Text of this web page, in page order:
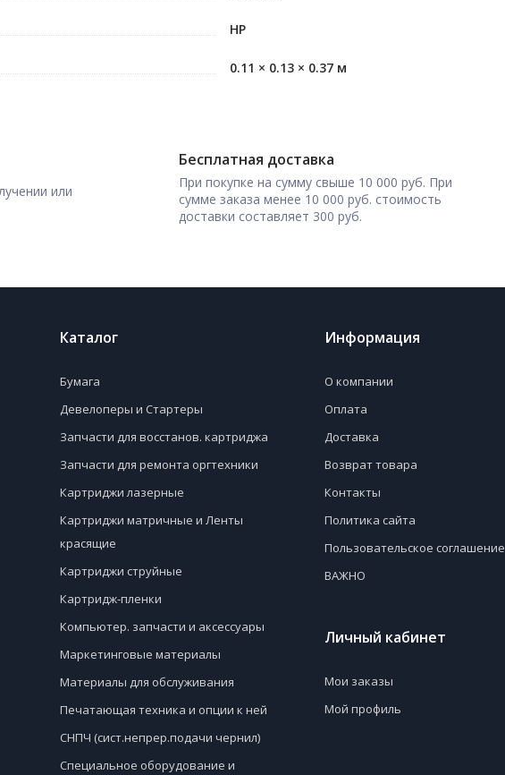
HP
0.11 × 0.13 × 0.37 м
или
Бесплатная доставка
При покупке на сумму свыше 10 000 руб. При
сумме заказа менее 10 000 руб. стоимость
доставки составляет 300 руб.
Каталог
Бумага
Девелоперы и Стартеры
Запчасти для восстанов. картриджа
Запчасти для ремонта оргтехники
Картриджи лазерные
Картриджи матричные и Ленты
красящие
Картриджи струйные
Картридж-пленки
Компьютер. запчасти и аксессуары
Маркетинговые материалы
Материалы для обслуживания
Печатающая техника и опции к ней
СНПЧ (сист.непрер.подачи чернил)
Специальное оборудование и
Информация
О компании
Оплата
Доставка
Возврат товара
Контакты
Политика сайта
Пользовательское соглашение
ВАЖНО
Личный кабинет
Мои заказы
Мой профиль